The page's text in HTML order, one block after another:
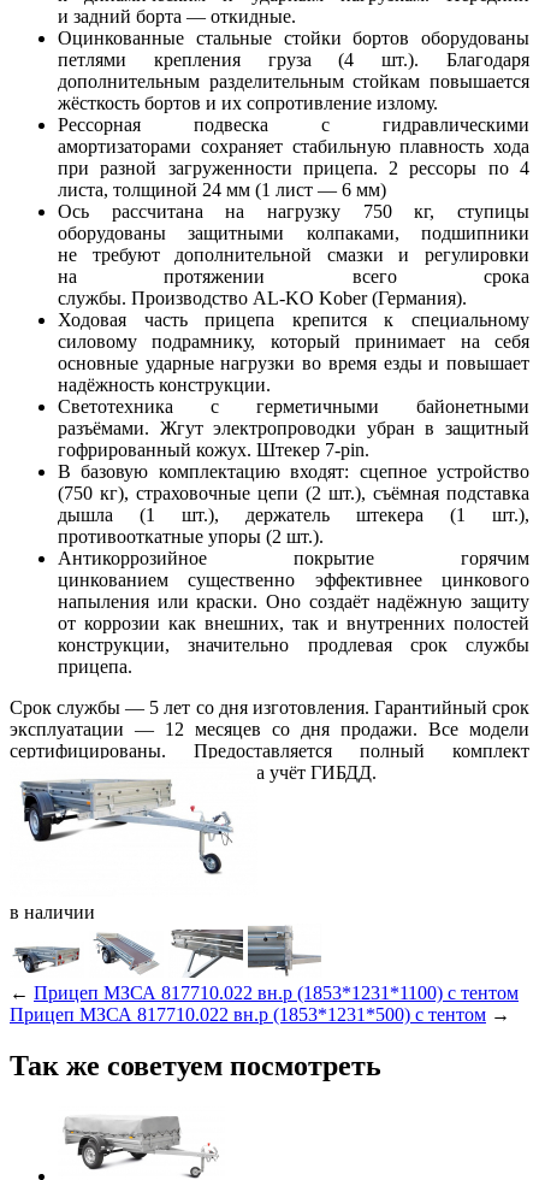
и задний борта — откидные.
Оцинкованные стальные стойки бортов оборудованы
петлями крепления груза (4 шт.). Благодаря
дополнительным разделительным стойкам повышается
жёсткость бортов и их сопротивление излому.
Рессорная подвеска с гидравлическими
амортизаторами сохраняет стабильную плавность хода
при разной загруженности прицепа. 2 рессоры по 4
листа, толщиной 24 мм (1 лист — 6 мм)
Ось рассчитана на нагрузку 750 кг, ступицы
оборудованы защитными колпаками, подшипники
не требуют дополнительной смазки и регулировки
на протяжении всего срока
службы. Производство AL-KO Kober (Германия).
Ходовая часть прицепа крепится к специальному
силовому подрамнику, который принимает на себя
основные ударные нагрузки во время езды и повышает
надёжность конструкции.
Светотехника с герметичными байонетными
разъёмами. Жгут электропроводки убран в защитный
гофрированный кожух. Штекер 7-pin.
В базовую комплектацию входят: сцепное устройство
(750 кг), страховочные цепи (2 шт.), съёмная подставка
дышла (1 шт.), держатель штекера (1 шт.),
противооткатные упоры (2 шт.).
Антикоррозийное покрытие горячим
цинкованием существенно эффективнее цинкового
напыления или краски. Оно создаёт надёжную защиту
от коррозии как внешних, так и внутренних полостей
конструкции, значительно продлевая срок службы
прицепа.
Срок службы — 5 лет со дня изготовления. Гарантийный срок
эксплуатации — 12 месяцев со дня продажи. Все модели
сертифицированы. Предоставляется полный комплект
документов для постановки на учёт ГИБДД.
в наличии
← Прицеп МЗСА 817710.022 вн.р (1853*1231*1100) c тентом
Прицеп МЗСА 817710.022 вн.р (1853*1231*500) c тентом →
Так же советуем посмотреть